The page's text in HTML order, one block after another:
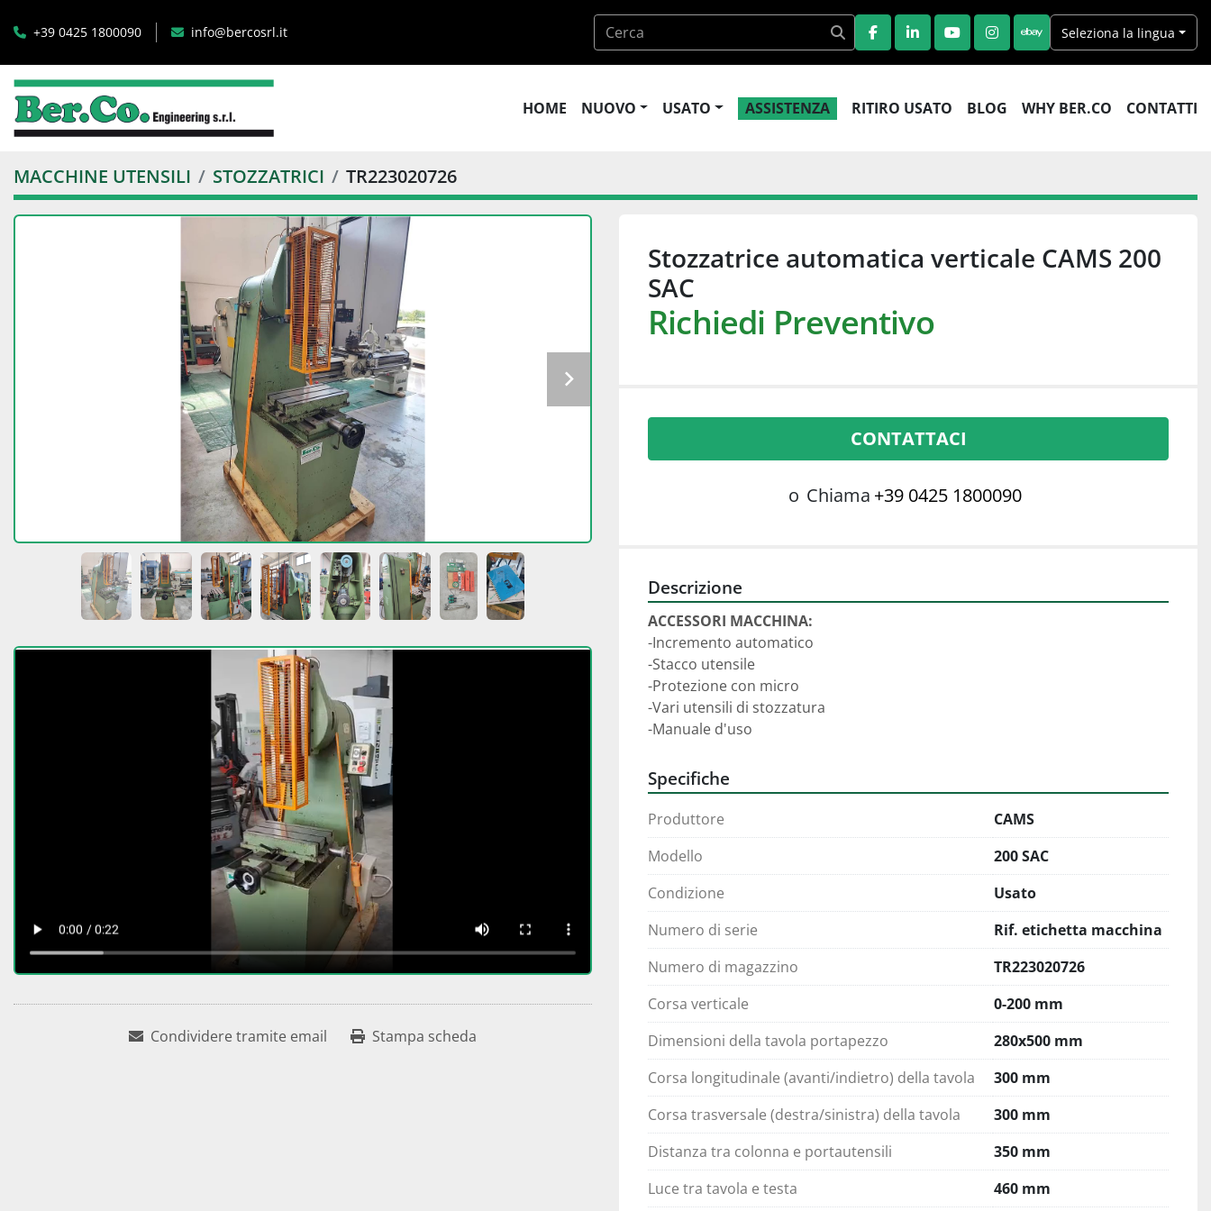
+39 0425 1800090 info@bercosrl.it FACEBOOK
LINKEDINYOUTUBEINSTAGRAM
EBAYSeleziona la lingua
HOME NUOVO USATO ASSISTENZA RITIRO USATO BLOG WHY BER.CO CONTATTI
MACCHINE UTENSILI STOZZATRICI TR223020726
Condividere tramite email Stampa scheda
Stozzatrice automatica verticale CAMS 200
SAC
Richiedi Preventivo
CONTATTACI
o Chiama +39 0425 1800090
Descrizione
ACCESSORI MACCHINA:
-Incremento automatico
-Stacco utensile
-Protezione con micro
-Vari utensili di stozzatura
-Manuale d'uso
Specifiche
Produttore
CAMS
Modello
200 SAC
Condizione
Usato
Numero di serie
Rif. etichetta macchina
Numero di magazzino
TR223020726
Corsa verticale
0-200 mm
Dimensioni della tavola portapezzo
280x500 mm
Corsa longitudinale (avanti/indietro) della tavola
300 mm
Corsa trasversale (destra/sinistra) della tavola
300 mm
Distanza tra colonna e portautensili
350 mm
Luce tra tavola e testa
460 mm